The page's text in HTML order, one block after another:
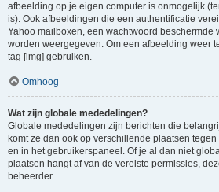
afbeelding op je eigen computer is onmogelijk
is). Ook afbeeldingen die een authentificatie
Yahoo mailboxen, een wachtwoord beschermde
worden weergegeven. Om een afbeelding weer
tag [img] gebruiken.
Omhoog
Wat zijn globale mededelingen?
Globale mededelingen zijn berichten die
komt ze dan ook op verschillende plaatsen
en in het gebruikerspaneel. Of je al dan niet
plaatsen hangt af van de vereiste permissies,
beheerder.